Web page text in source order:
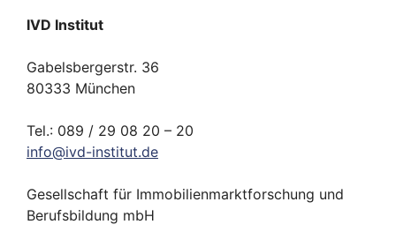
IVD Institut
Gabelsbergerstr. 36
80333 München
Tel.: 089 / 29 08 20 – 20
info@ivd-institut.de
Gesellschaft für Immobilienmarktforschung und
Berufsbildung mbH